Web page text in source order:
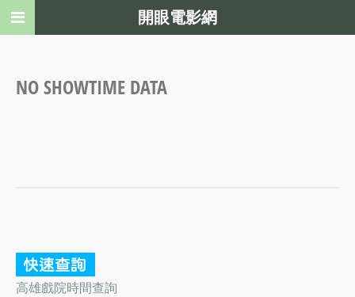
NO SHOWTIME DATA
高雄戲院時間查詢
開眼電影網